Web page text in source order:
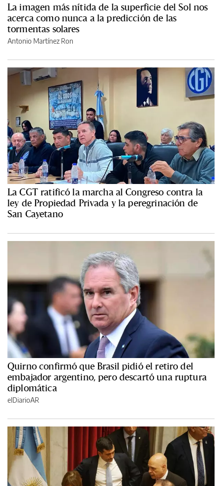
La imagen más nítida de la superficie del Sol nos
acerca como nunca a la predicción de las
tormentas solares
Antonio Martínez Ron
La CGT ratificó la marcha al Congreso contra la
ley de Propiedad Privada y la peregrinación de
San Cayetano
Quirno confirmó que Brasil pidió el retiro del
embajador argentino, pero descartó una ruptura
diplomática
elDiarioAR